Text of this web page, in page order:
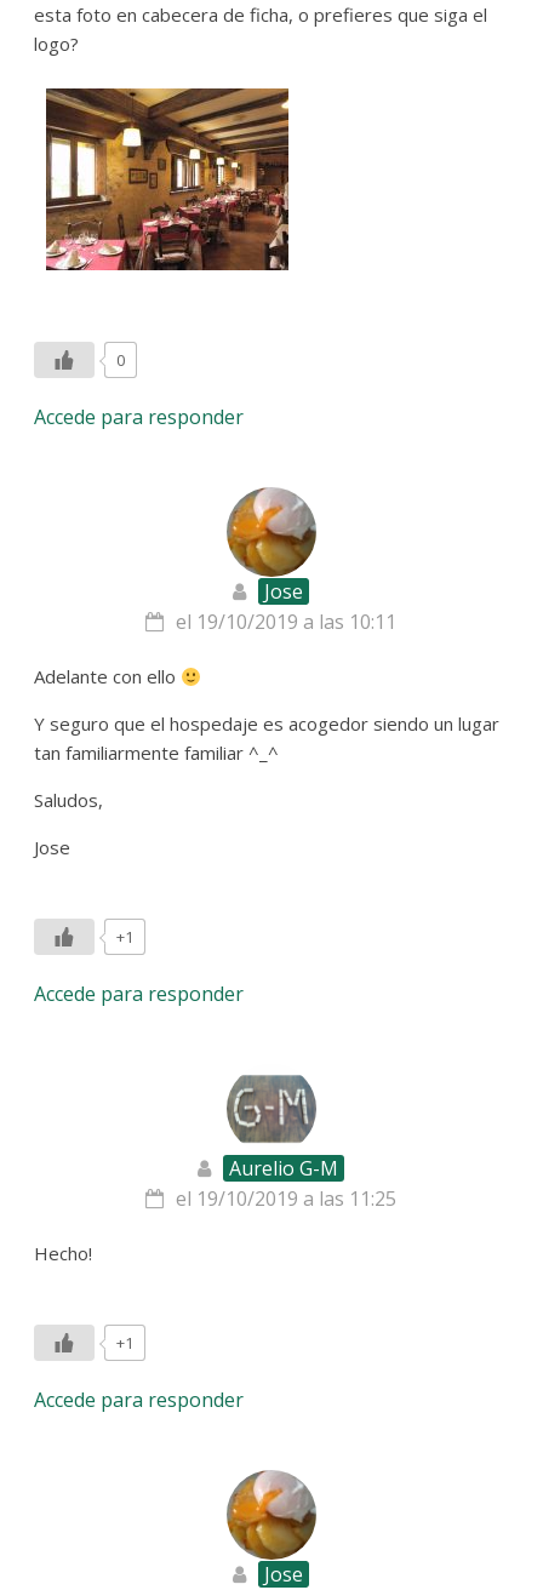
esta foto en cabecera de ficha, o prefieres que siga el
logo?
0
Accede para responder
Jose
el 19/10/2019 a las 10:11
Adelante con ello
Y seguro que el hospedaje es acogedor siendo un lugar
tan familiarmente familiar ^_^
Saludos,
Jose
+1
Accede para responder
Aurelio G-M
el 19/10/2019 a las 11:25
Hecho!
+1
Accede para responder
Jose